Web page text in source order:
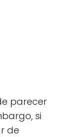
parecer
si
de